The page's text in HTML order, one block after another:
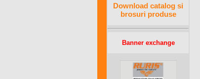
Download catalog si
brosuri produse
Banner exchange